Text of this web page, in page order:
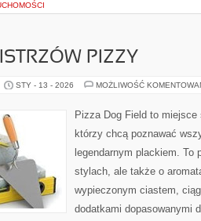
PIZZY
STY - 13 - 2026 MOŻLIWOŚĆ
Pizza Dog Field to
którzy chcą poznawać
legendarnym plackiem. To
stylach, ale także o
wypieczonym ciastem,
dodatkami dopasowanymi